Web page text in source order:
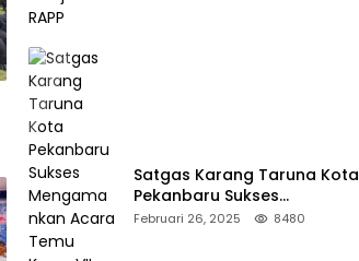
Satgas Karang Taruna Kota
Pekanbaru Sukses
Mengamankan Acara Temu
Februari 26, 2025 8480